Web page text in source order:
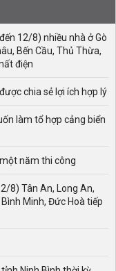
12/8) nhiều nhà ở Gò
Bến Cầu, Thủ Thừa,
điện
chia sẻ lợi ích hợp lý
làm tổ hợp cảng biển
năm thi công
8) Tân An, Long An,
Minh, Đức Hoà tiếp